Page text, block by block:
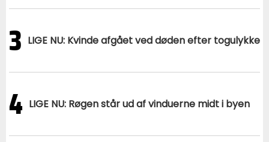
3 LIGE NU: Kvinde afgået ved døden efter togulykke
4 LIGE NU: Røgen står ud af vinduerne midt i byen